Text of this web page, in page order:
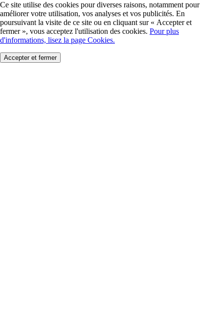
Ce site utilise des cookies pour diverses raisons, notamment pour
améliorer votre utilisation, vos analyses et vos publicités. En
poursuivant la visite de ce site ou en cliquant sur « Accepter et
fermer », vous acceptez l'utilisation des cookies. Pour plus
d'informations, lisez la page Cookies.
Accepter et fermer